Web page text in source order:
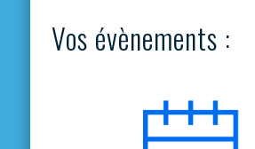
Vos évènements :